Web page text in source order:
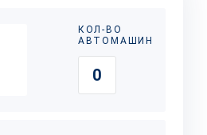
КОЛ-ВО
АВТОМАШИН